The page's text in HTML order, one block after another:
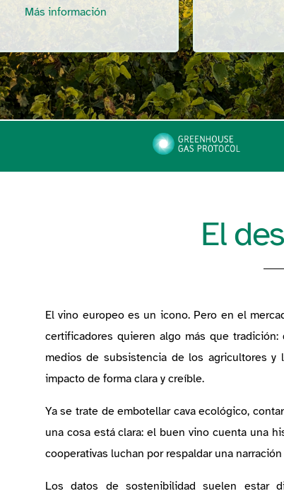
Más información
El
El vino europeo es un icono. Pero en el
certificadores quieren algo más que
medios de subsistencia de los agricultores y
impacto de forma clara y creíble.
Ya se trate de embotellar cava ecológico,
una cosa está clara: el buen vino cuenta una
cooperativas luchan por respaldar una
Los datos de sostenibilidad suelen estar